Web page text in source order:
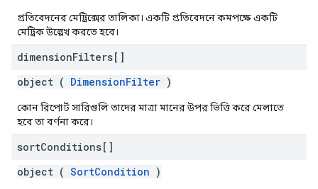
প্রতিবেদনের মেট্রিক্সের তালিকা। একটি প্রতিবেদনে কমপক্ষে একটি
মেট্রিক উল্লেখ করতে হবে।
dimensionFilters[]
object ( DimensionFilter )
কোন রিপোর্ট সারিগুলি তাদের মাত্রা মানের উপর ভিত্তি করে মেলাতে
হবে তা বর্ণনা করে।
sortConditions[]
object ( SortCondition )